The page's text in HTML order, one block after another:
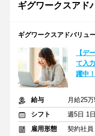
ギグワークスアド
ギグワークスアドバリュ
【デ
て入
躍中！
給与
月給25
シフト
週5日 1
雇用形態
契約社員